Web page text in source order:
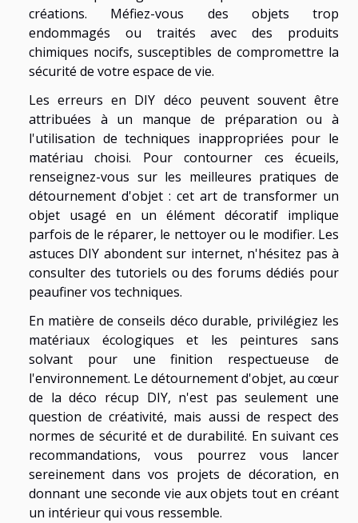
créations. Méfiez-vous des objets trop
endommagés ou traités avec des produits
chimiques nocifs, susceptibles de compromettre la
sécurité de votre espace de vie.
Les erreurs en DIY déco peuvent souvent être
attribuées à un manque de préparation ou à
l'utilisation de techniques inappropriées pour le
matériau choisi. Pour contourner ces écueils,
renseignez-vous sur les meilleures pratiques de
détournement d'objet : cet art de transformer un
objet usagé en un élément décoratif implique
parfois de le réparer, le nettoyer ou le modifier. Les
astuces DIY abondent sur internet, n'hésitez pas à
consulter des tutoriels ou des forums dédiés pour
peaufiner vos techniques.
En matière de conseils déco durable, privilégiez les
matériaux écologiques et les peintures sans
solvant pour une finition respectueuse de
l'environnement. Le détournement d'objet, au cœur
de la déco récup DIY, n'est pas seulement une
question de créativité, mais aussi de respect des
normes de sécurité et de durabilité. En suivant ces
recommandations, vous pourrez vous lancer
sereinement dans vos projets de décoration, en
donnant une seconde vie aux objets tout en créant
un intérieur qui vous ressemble.